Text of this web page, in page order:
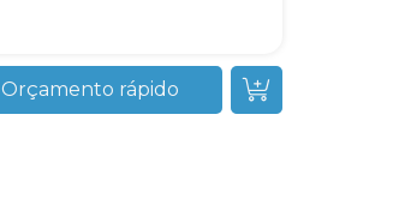
Orçamento rápido